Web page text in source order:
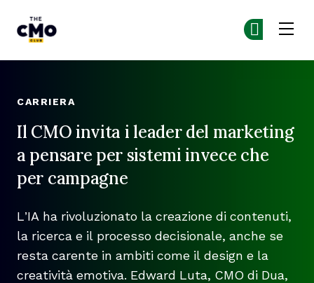
CARRIERA
Il CMO invita i leader del marketing
a pensare per sistemi invece che
per campagne
L’IA ha rivoluzionato la creazione di contenuti,
la ricerca e il processo decisionale, anche se
resta carente in ambiti come il design e la
creatività emotiva. Edward Luta, CMO di Dua,